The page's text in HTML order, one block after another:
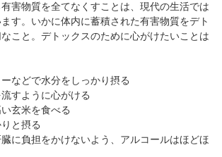
害物質を全てなくすことは、現代の生活では
す。いかに体内に蓄積された有害物質をデト
こと。デトックスのために心がけたいことは
などで水分をしっかり摂る
すように心がける
玄米を食べる
と摂る
臓に負担をかけないよう、アルコールはほどほ